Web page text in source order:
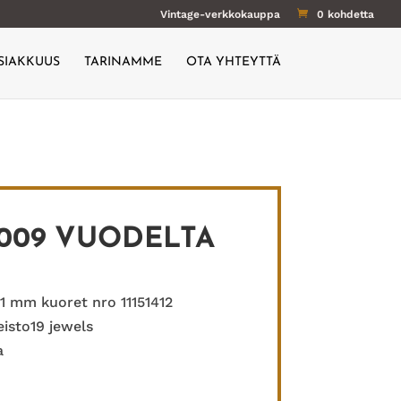
Vintage-verkkokauppa 0 kohdetta
TARINAMME OTA YHTEYTTÄ
VUODELTA
mm kuoret nro 11151412
jewels